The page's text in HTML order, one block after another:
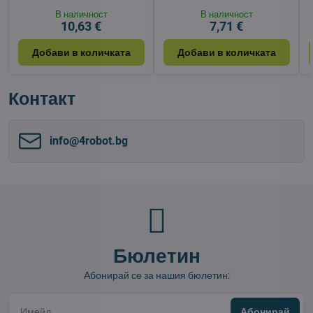
В наличност
10,63 €
Добави в количката
В наличност
7,71 €
Добави в количката
Контакт
info​@4robot​.bg
Бюлетин
Абонирай се за нашия бюлетин: